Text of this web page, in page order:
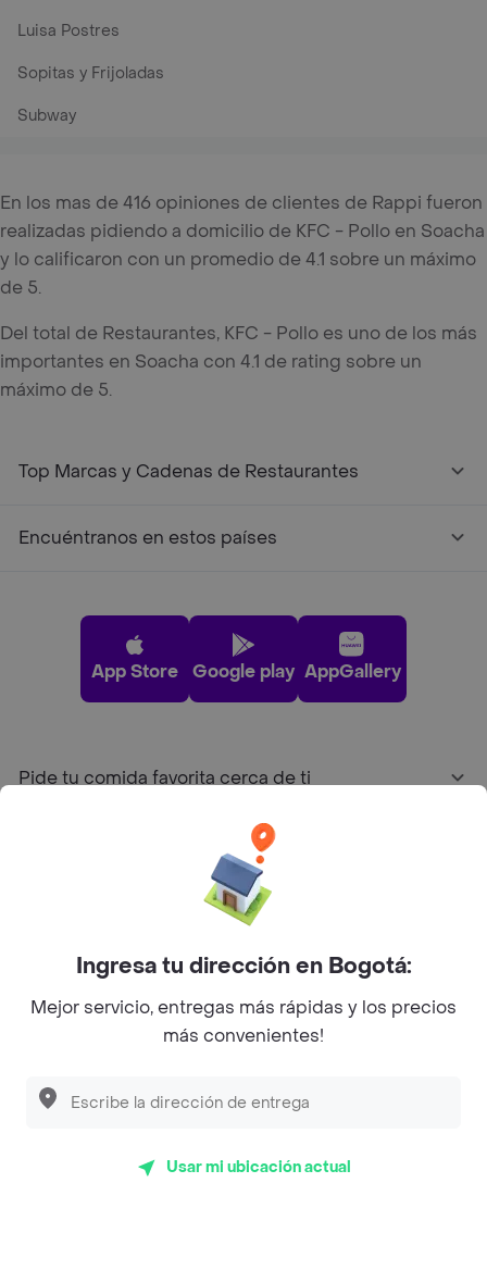
Luisa Postres
Sopitas y Frijoladas
Subway
En los mas de 416 opiniones de clientes de Rappi fueron
realizadas pidiendo a domicilio de KFC - Pollo en Soacha
y lo calificaron con un promedio de 4.1 sobre un máximo
de 5.
Del total de Restaurantes, KFC - Pollo es uno de los más
importantes en Soacha con 4.1 de rating sobre un
máximo de 5.
Top Marcas y Cadenas de Restaurantes
Encuéntranos en estos países
App Store Google play AppGallery
Pide tu comida favorita cerca de ti
Sobre Rappi
Facebook
Twitter
Instagram
© 2026Rappi Inc. All rights reserved.
Ingresa tu dirección en Bogotá:
Mejor servicio, entregas más rápidas y los precios
más convenientes!
Usar mi ubicación actual